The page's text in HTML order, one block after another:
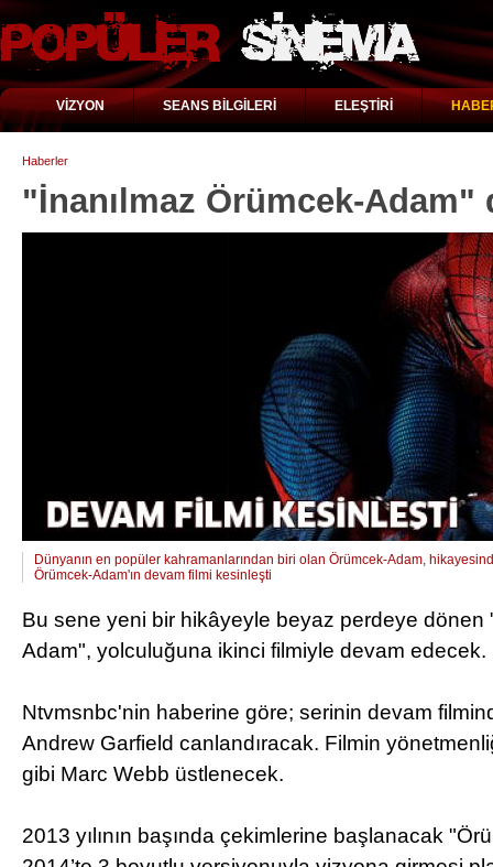
VİZYON SEANS BİLGİLERİ ELEŞTİRİ
Haberler
"İnanılmaz Örümcek-Adam"
Dünyanın en popüler kahramanlarından biri olan Örümcek-Adam,
Örümcek-Adam'ın devam filmi kesinleşti
Bu sene yeni bir hikâyeyle beyaz perdeye dönen
Adam", yolculuğuna ikinci filmiyle devam edecek.
Ntvmsnbc'nin haberine göre; serinin devam
Andrew Garfield canlandıracak. Filmin
gibi Marc Webb üstlenecek.
2013 yılının başında çekimlerine başlanacak